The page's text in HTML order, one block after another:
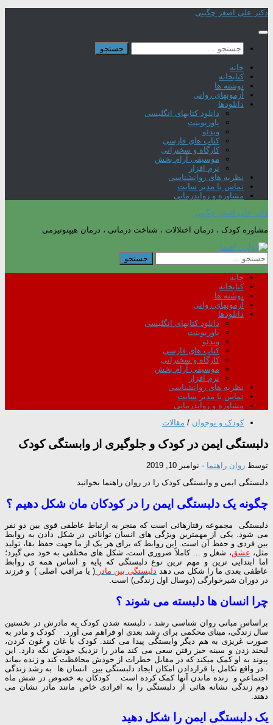
Skip
content
دکتر علی اصغر چگینی
جستجو
برای:
خانه
کتابخانه
نوشته ها
آزمونهای روانی
دانلودها
دانلود کتابهای انگلیسی
پاورپوینت
ویدئو
کتاب های فارسی
کارگاه و سخنرانی
موسیقی آرام بخش
نرم افزار
نظریه های روانشناسی
تماس با مدیر سایت
مشاوره و رواندرمانی
دکتر علی اصغر چگینی
مشاوره کودک ، درمان اختلالات ، شناخت درمانی ، درمان هیپنوتیزمی
جستجو
برای:
خانه
کتابخانه
نوشته ها
آزمونهای روانی
دانلودها
دانلود کتابهای انگلیسی
پاورپوینت
ویدئو
کتاب های فارسی
کارگاه و سخنرانی
موسیقی آرام بخش
نرم افزار
نظریه های روانشناسی
تماس با مدیر سایت
مشاوره و رواندرمانی
کودک و نوجوان / مقالات
دلبستگی ایمن در کودک و جلوگیری از وابستگی کودک
توسط روان راهنما · نوامبر 10, 2019
دلبستگی ایمن و وابستگی کودک را در روان راهنما بخوانید
چگونه یک دلبستگی ایمن را در کودکان مان شکل دهیم ؟
دلبستگی مجموعه رفتارهائی است که منجر به ارتباط عاطفی قوی بین دو نفر
می شود. یکی از مهمترین ویژگی های انسان توانائی در شکل دادن به روابط
بین فردی و حفظ آن است. این روابط که برای هر یک از ما جهت حفظ بقا، تولید
مثل، عشق، شغل و … کاملاً ضروری است، شکل های مختلفی به خود می گیرد؛
اما ابتدایی ترین و مهم ترین نوع دلبستگی که پایه و اساس همه ی روابط
عاطفی بعدی ما را شکل می دهد دلبستگی بین مادر ( یا مراقب اصلی ) و فرزند
در دوران شیرخوارگی (دوسال اول زندگی) است.
چرا انسان ها دلبسته می شوند ؟
براساس مبانی روان شناسی رشد ، دلبسته شدن کودک به مادرش در نخستین
سال زندگی، مبنای محکمی برای رشد بعدی او فراهم می آورد. کودک و مادر به
صورت غریزی به هم دیگر وابستگی پیدا می کنند. کودک با غان و غون کردن،
لبخند زدن و سینه خیز رفتن سعی می کند مادر را نزدیک خودش نگه دارد. این
پیوند به او کمک میکند که در مقابل خطرات از خودش محافظت کند و زنده بماند
. در واقع تکامل با قراردادن امکان ایجاد دلبستگی بین انسان ها به رشد زندگی
اجتماعی و زنده ماندن آنها کمک کرده است . کودکان به خصوص در شش ماه
دوم زندگی نشانه هائی از دلبستگی را به افرادی خاص مانند مادر نشان می
دهند.
یک دلبستگی ایمن را شکل دهید